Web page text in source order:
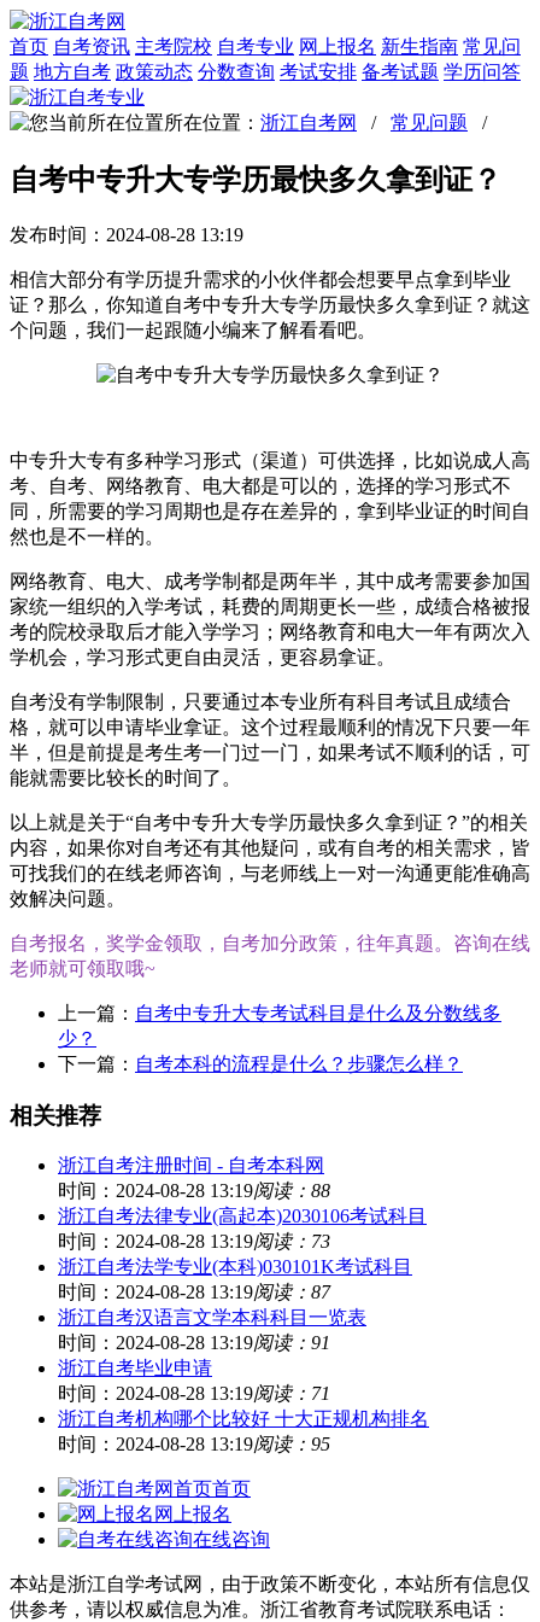
首页 自考资讯 主考院校 自考专业 网上报名 新生指南 常见问
题 地方自考 政策动态 分数查询 考试安排 备考试题 学历问答
所在位置： 浙江自考网 / 常见问题 /
自考中专升大专学历最快多久拿到证？
发布时间：2024-08-28 13:19
相信大部分有学历提升需求的小伙伴都会想要早点拿到毕业
证？那么，你知道自考中专升大专学历最快多久拿到证？就这
个问题，我们一起跟随小编来了解看看吧。
中专升大专有多种学习形式（渠道）可供选择，比如说成人高
考、自考、网络教育、电大都是可以的，选择的学习形式不
同，所需要的学习周期也是存在差异的，拿到毕业证的时间自
然也是不一样的。
网络教育、电大、成考学制都是两年半，其中成考需要参加国
家统一组织的入学考试，耗费的周期更长一些，成绩合格被报
考的院校录取后才能入学学习；网络教育和电大一年有两次入
学机会，学习形式更自由灵活，更容易拿证。
自考没有学制限制，只要通过本专业所有科目考试且成绩合
格，就可以申请毕业拿证。这个过程最顺利的情况下只要一年
半，但是前提是考生考一门过一门，如果考试不顺利的话，可
能就需要比较长的时间了。
以上就是关于“自考中专升大专学历最快多久拿到证？”的相关
内容，如果你对自考还有其他疑问，或有自考的相关需求，皆
可找我们的在线老师咨询，与老师线上一对一沟通更能准确高
效解决问题。
自考报名，奖学金领取，自考加分政策，往年真题。咨询在线
老师就可领取哦~
上一篇： 自考中专升大专考试科目是什么及分数线多
少？
下一篇： 自考本科的流程是什么？步骤怎么样？
相关推荐
浙江自考注册时间 - 自考本科网
时间：2024-08-28 13:19阅读：88
浙江自考法律专业(高起本)2030106考试科目
时间：2024-08-28 13:19阅读：73
浙江自考法学专业(本科)030101K考试科目
时间：2024-08-28 13:19阅读：87
浙江自考汉语言文学本科科目一览表
时间：2024-08-28 13:19阅读：91
浙江自考毕业申请
时间：2024-08-28 13:19阅读：71
浙江自考机构哪个比较好 十大正规机构排名
时间：2024-08-28 13:19阅读：95
首页
网上报名
在线咨询
本站是浙江自学考试网，由于政策不断变化，本站所有信息仅
供参考，请以权威信息为准。浙江省教育考试院联系电话：